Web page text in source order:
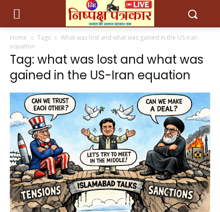
Home Tags
What was lost and what was gained in the US-Iran
equation
Tag: what was lost and what was
gained in the US-Iran equation